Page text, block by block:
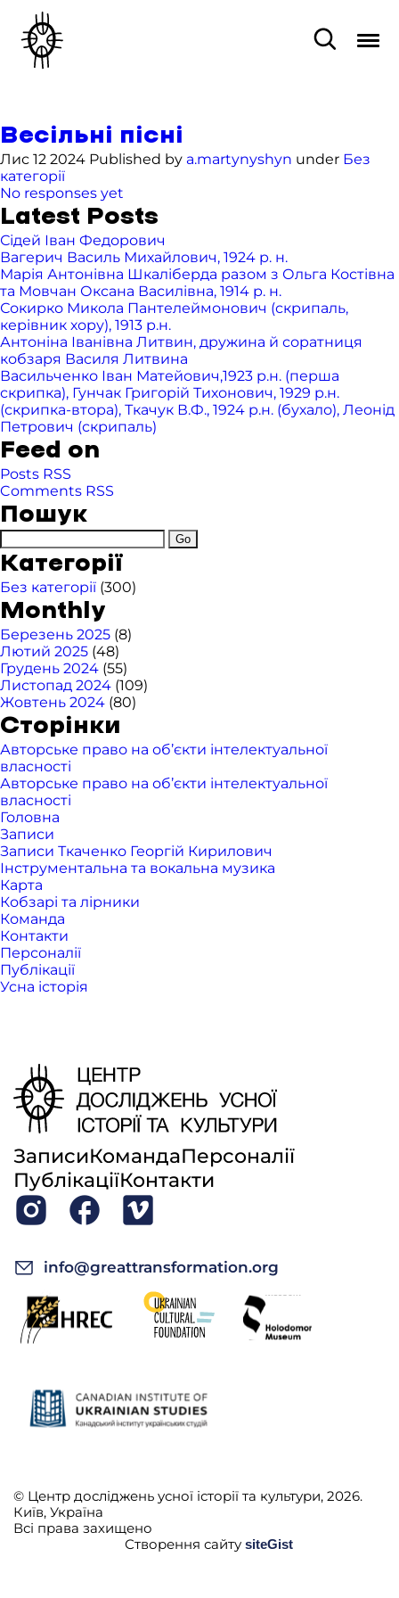
Весільні пісні
Лис 12 2024 Published by a.martynyshyn under Без
категорії
No responses yet
Latest Posts
Сідей Іван Федорович
Вагерич Василь Михайлович, 1924 р. н.
Марія Антонівна Шкаліберда разом з Ольга Костівна
та Мовчан Оксана Василівна, 1914 р. н.
Сокирко Микола Пантелеймонович (скрипаль,
керівник хору), 1913 р.н.
Антоніна Іванівна Литвин, дружина й соратниця
кобзаря Василя Литвина
Васильченко Іван Матейович,1923 р.н. (перша
скрипка), Гунчак Григорій Тихонович, 1929 р.н.
(скрипка-втора), Ткачук В.Ф., 1924 р.н. (бухало), Леонід
Петрович (скрипаль)
Feed on
Posts RSS
Comments RSS
Пошук
Категорії
Без категорії (300)
Monthly
Березень 2025 (8)
Лютий 2025 (48)
Грудень 2024 (55)
Листопад 2024 (109)
Жовтень 2024 (80)
Сторінки
Авторське право на об’єкти інтелектуальної
власності
Авторське право на об’єкти інтелектуальної
власності
Головна
Записи
Записи Ткаченко Георгій Кирилович
Інструментальна та вокальна музика
Карта
Кобзарі та лірники
Команда
Контакти
Персоналії
Публікації
Усна історія
ЗаписиКомандаПерсоналії
ПублікаціїКонтакти
info@greattransformation.org
© Центр досліджень усної історії та культури, 2026.
Київ, Україна
Всі права захищено
Створення сайту siteGist